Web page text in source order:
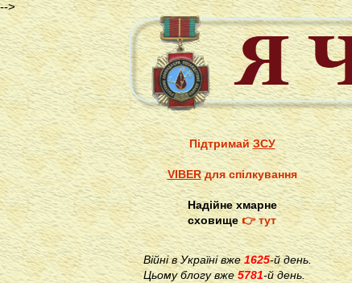
-->
ПідтримайЗСУ
VIBERдля спілкування
Надійне хмарне
сховище👉 тут
Війні в Україні вже1625-й день.
Цьому блогу вже 5781-й день.